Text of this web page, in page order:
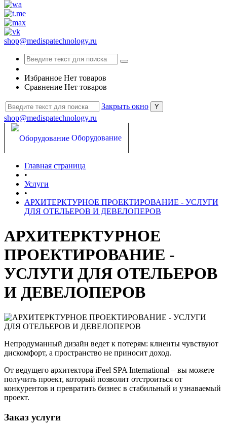
shop@medispatechnology.ru
Избранное Нет товаров
Сравнение Нет товаров
Закрыть окно
shop@medispatechnology.ru
Оборудование
СПА косметика
Семинары
СПА консалтинг
Проекты Обучение Сервис
Контакты
Главная страница
•
Услуги
•
АРХИТЕРКТУРНОЕ ПРОЕКТИРОВАНИЕ - УСЛУГИ
ДЛЯ ОТЕЛЬЕРОВ И ДЕВЕЛОПЕРОВ
АРХИТЕРКТУРНОЕ
ПРОЕКТИРОВАНИЕ -
УСЛУГИ ДЛЯ ОТЕЛЬЕРОВ
И ДЕВЕЛОПЕРОВ
Непродуманный дизайн ведет к потерям: клиенты чувствуют
дискомфорт, а пространство не приносит доход.
От ведущего архитектора iFeel SPA International – вы можете
получить проект, который позволит отстроиться от
конкурентов и превратить бизнес в стабильный и узнаваемый
проект.
Заказ услуги